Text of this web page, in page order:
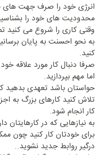
انرژی خود را صرف جهت های
محدودیت های خود را
وقتی کاری را شروع می کنید
به نحو احسنت به پایان
کنید.
صرفا دنبال کار مورد علاقه
اما مهم بپردازید.
حواستان باشد تعهدی بدهید
تلاش کنید کارهای بزرگ به
کار انجام شود.
به نیازهایی که در کارهایتان
برای خودتان کار کنید چون
درگیر روابط جدید نشوید..